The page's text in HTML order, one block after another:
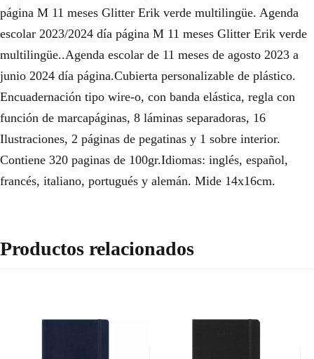
página M 11 meses Glitter Erik verde multilingüe. Agenda
escolar 2023/2024 día página M 11 meses Glitter Erik verde
multilingüe..Agenda escolar de 11 meses de agosto 2023 a
junio 2024 día página.Cubierta personalizable de plástico.
Encuadernación tipo wire-o, con banda elástica, regla con
función de marcapáginas, 8 láminas separadoras, 16
Ilustraciones, 2 páginas de pegatinas y 1 sobre interior.
Contiene 320 paginas de 100gr.Idiomas: inglés, español,
francés, italiano, portugués y alemán. Mide 14x16cm.
Productos relacionados